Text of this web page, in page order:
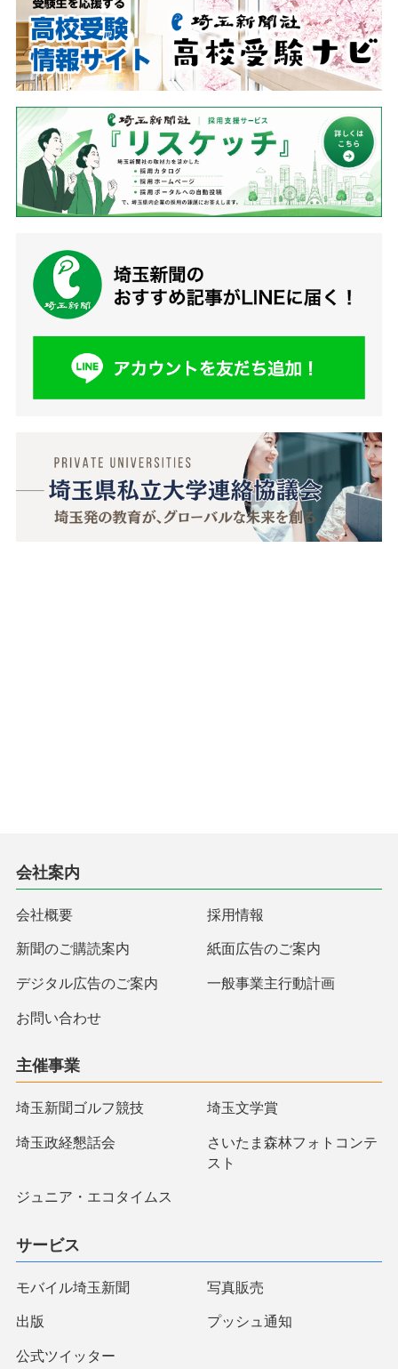
会社案内
会社概要 採用情報
新聞のご購読案内 紙面広告のご案内
デジタル広告のご案内 一般事業主行動計画
お問い合わせ
主催事業
埼玉新聞ゴルフ競技 埼玉文学賞
埼玉政経懇話会
さいたま森林フォトコンテ
スト
ジュニア・エコタイムス
サービス
モバイル埼玉新聞 写真販売
出版 プッシュ通知
公式ツイッター